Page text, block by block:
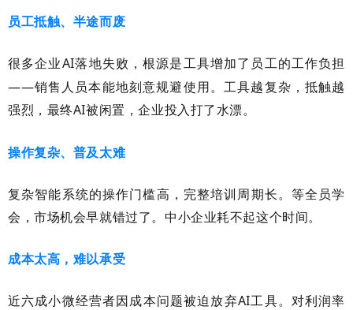
员工抵触、半途而废
很多企业AI落地失败，根源是工具增加了员工的工作负担
——销售人员本能地刻意规避使用。工具越复杂，抵触越
强烈，最终AI被闲置，企业投入打了水漂。
操作复杂、普及太难
复杂智能系统的操作门槛高，完整培训周期长。等全员学
会，市场机会早就错过了。中小企业耗不起这个时间。
成本太高，难以承受
近六成小微经营者因成本问题被迫放弃AI工具。对利润率